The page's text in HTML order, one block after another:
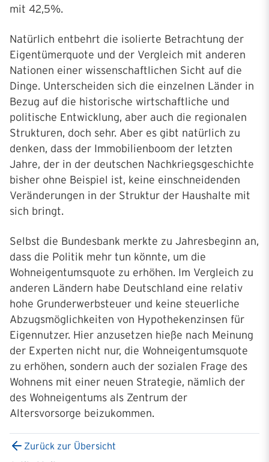
mit 42,5%.
Natürlich entbehrt die isolierte Betrachtung der
Eigentümerquote und der Vergleich mit anderen
Nationen einer wissenschaftlichen Sicht auf die
Dinge. Unterscheiden sich die einzelnen Länder in
Bezug auf die historische wirtschaftliche und
politische Entwicklung, aber auch die regionalen
Strukturen, doch sehr. Aber es gibt natürlich zu
denken, dass der Immobilienboom der letzten
Jahre, der in der deutschen Nachkriegsgeschichte
bisher ohne Beispiel ist, keine einschneidenden
Veränderungen in der Struktur der Haushalte mit
sich bringt.
Selbst die Bundesbank merkte zu Jahresbeginn an,
dass die Politik mehr tun könnte, um die
Wohneigentumsquote zu erhöhen. Im Vergleich zu
anderen Ländern habe Deutschland eine relativ
hohe Grunderwerbsteuer und keine steuerliche
Abzugsmöglichkeiten von Hypothekenzinsen für
Eigennutzer. Hier anzusetzen hieße nach Meinung
der Experten nicht nur, die Wohneigentumsquote
zu erhöhen, sondern auch der sozialen Frage des
Wohnens mit einer neuen Strategie, nämlich der
des Wohneigentums als Zentrum der
Altersvorsorge beizukommen.
Zurück zur Übersicht